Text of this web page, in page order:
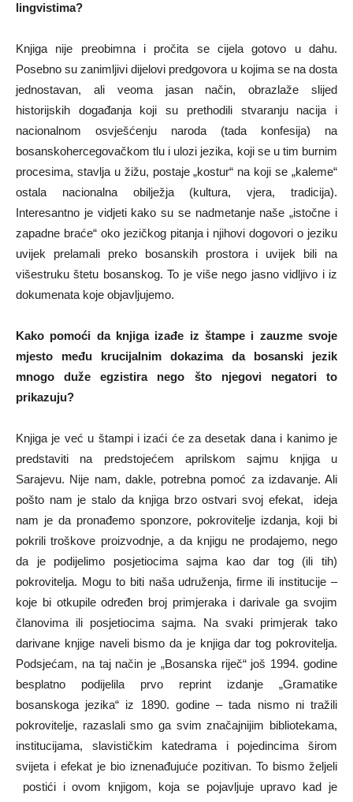
lingvistima?
Knjiga nije preobimna i pročita se cijela gotovo u dahu.
Posebno su zanimljivi dijelovi predgovora u kojima se na dosta
jednostavan, ali veoma jasan način, obrazlaže slijed
historijskih događanja koji su prethodili stvaranju nacija i
nacionalnom osvješćenju naroda (tada konfesija) na
bosanskohercegovačkom tlu i ulozi jezika, koji se u tim burnim
procesima, stavlja u žižu, postaje „kostur“ na koji se „kaleme“
ostala nacionalna obilježja (kultura, vjera, tradicija).
Interesantno je vidjeti kako su se nadmetanje naše „istočne i
zapadne braće“ oko jezičkog pitanja i njihovi dogovori o jeziku
uvijek prelamali preko bosanskih prostora i uvijek bili na
višestruku štetu bosanskog. To je više nego jasno vidljivo i iz
dokumenata koje objavljujemo.
Kako pomoći da knjiga izađe iz štampe i zauzme svoje
mjesto među krucijalnim dokazima da bosanski jezik
mnogo duže egzistira nego što njegovi negatori to
prikazuju?
Knjiga je već u štampi i izaći će za desetak dana i kanimo je
predstaviti na predstojećem aprilskom sajmu knjiga u
Sarajevu. Nije nam, dakle, potrebna pomoć za izdavanje. Ali
pošto nam je stalo da knjiga brzo ostvari svoj efekat, ideja
nam je da pronađemo sponzore, pokrovitelje izdanja, koji bi
pokrili troškove proizvodnje, a da knjigu ne prodajemo, nego
da je podijelimo posjetiocima sajma kao dar tog (ili tih)
pokrovitelja. Mogu to biti naša udruženja, firme ili institucije –
koje bi otkupile određen broj primjeraka i darivale ga svojim
članovima ili posjetiocima sajma. Na svaki primjerak tako
darivane knjige naveli bismo da je knjiga dar tog pokrovitelja.
Podsjećam, na taj način je „Bosanska riječ“ još 1994. godine
besplatno podijelila prvo reprint izdanje „Gramatike
bosanskoga jezika“ iz 1890. godine – tada nismo ni tražili
pokrovitelje, razaslali smo ga svim značajnijim bibliotekama,
institucijama, slavističkim katedrama i pojedincima širom
svijeta i efekat je bio iznenađujuće pozitivan. To bismo željeli
postići i ovom knjigom, koja se pojavljuje upravo kad je